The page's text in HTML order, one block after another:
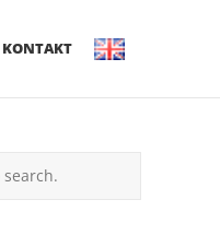
KONTAKT